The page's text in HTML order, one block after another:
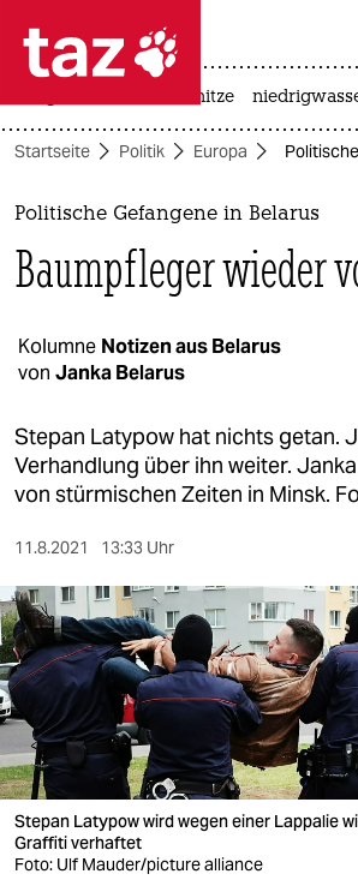
 taz zahl ich
taz zahl ich
themen
politik
gesellschaft
kultur
sport
berlin
nord
wahrheit
verlag
verlag
veranstaltungen
shop
hitze
Startseite Politik Europa
Politische Gefangene in Belarus
Baumpfleger wieder
Kolumne Notizen aus Belarus
von Janka Belarus
Stepan Latypow hat nichts getan.
Verhandlung über ihn weiter.
von stürmischen Zeiten in Minsk.
11.8.2021 13:33 Uhr
Stepan Latypow wird wegen einer Lappalie
Graffiti verhaftet
Foto: Ulf Mauder/picture alliance